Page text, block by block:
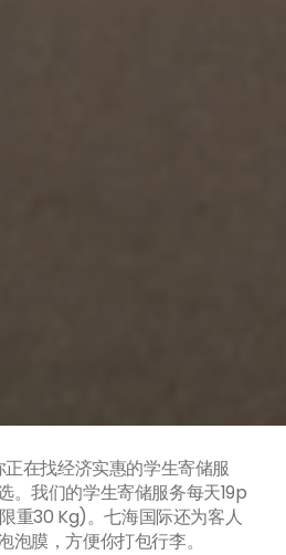
在找经济实惠的学生寄储服
。我们的学生寄储服务每天19p
重30 Kg)。七海国际还为客人
膜，方便你打包行李。